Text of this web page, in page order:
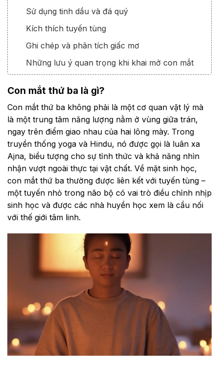
Sử dụng tinh dầu và đá quý
Kích thích tuyến tùng
Ghi chép và phân tích giấc mơ
Những lưu ý quan trọng khi khai mở con mắt
thứ ba
Lợi ích và trách nhiệm khi khai mở con mắt thứ
ba
Kết luận
Con mắt thứ ba là gì?
Con mắt thứ ba không phải là một cơ quan vật lý mà
là một trung tâm năng lượng nằm ở vùng giữa trán,
ngay trên điểm giao nhau của hai lông mày. Trong
truyền thống yoga và Hindu, nó được gọi là luân xa
Ajna, biểu tượng cho sự tỉnh thức và khả năng nhìn
nhận vượt ngoài thực tại vật chất. Về mặt sinh học,
con mắt thứ ba thường được liên kết với tuyến tùng –
một tuyến nhỏ trong não bộ có vai trò điều chỉnh nhịp
sinh học và được các nhà huyền học xem là cầu nối
với thế giới tâm linh.